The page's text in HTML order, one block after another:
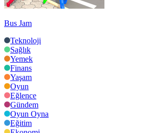
Bus Jam
Teknoloji
Sağlık
Yemek
Finans
Yaşam
Oyun
Eğlence
Gündem
Oyun Oyna
Eğitim